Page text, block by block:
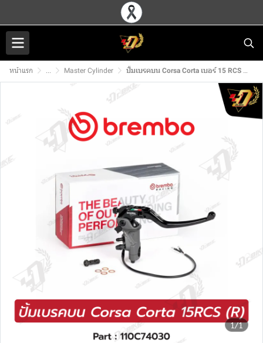
หน้าแรก ... Master Cylinder ปั้มเบรคบน Corsa Corta เบอร์ 15 RCS (R)
1/1